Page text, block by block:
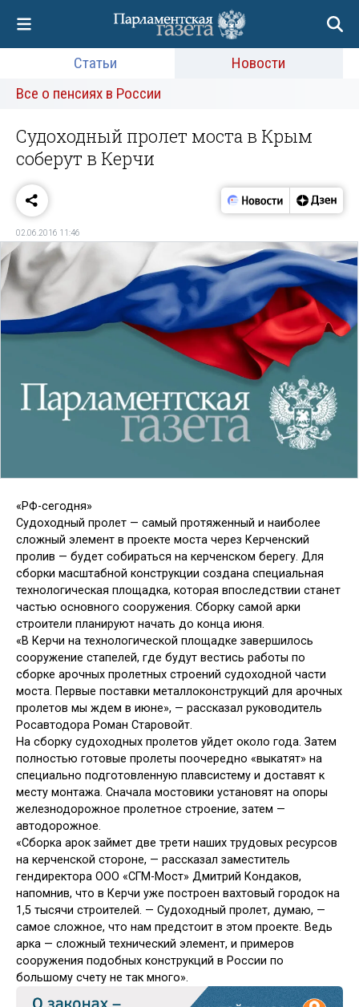
Статьи
Новости
Все о пенсиях в России
Судоходный пролет моста в Крым
соберут в Керчи
02.06.2016 11:46
«РФ-сегодня»
Судоходный пролет — самый протяженный и наиболее
сложный элемент в проекте моста через Керченский
пролив — будет собираться на керченском берегу. Для
сборки масштабной конструкции создана специальная
технологическая площадка, которая впоследствии станет
частью основного сооружения. Сборку самой арки
строители планируют начать до конца июня.
«В Керчи на технологической площадке завершилось
сооружение стапелей, где будут вестись работы по
сборке арочных пролетных строений судоходной части
моста. Первые поставки металлоконструкций для арочных
пролетов мы ждем в июне», — рассказал руководитель
Росавтодора Роман Старовойт.
На сборку судоходных пролетов уйдет около года. Затем
полностью готовые пролеты поочередно «выкатят» на
специально подготовленную плавсистему и доставят к
месту монтажа. Сначала мостовики установят на опоры
железнодорожное пролетное строение, затем —
автодорожное.
«Сборка арок займет две трети наших трудовых ресурсов
на керченской стороне, — рассказал заместитель
гендиректора ООО «СГМ-Мост» Дмитрий Кондаков,
напомнив, что в Керчи уже построен вахтовый городок на
1,5 тысячи строителей. — Судоходный пролет, думаю, —
самое сложное, что нам предстоит в этом проекте. Ведь
арка — сложный технический элемент, и примеров
сооружения подобных конструкций в России по
большому счету не так много».